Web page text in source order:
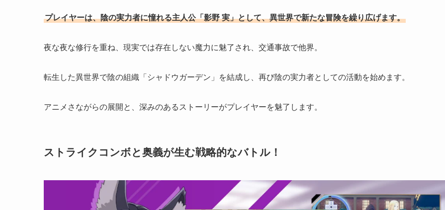
プレイヤーは、陰の実力者に憧れる主人公「影野 実」として、異世界で新たな冒険を繰り広げます。
夜な夜な修行を重ね、現実では存在しない魔力に魅了され、交通事故で他界。
転生した異世界で陰の組織「シャドウガーデン」を結成し、再び陰の実力者としての活動を始めます。
アニメさながらの展開と、深みのあるストーリーがプレイヤーを魅了します。
ストライクコンボと奥義が生む戦略的なバトル！